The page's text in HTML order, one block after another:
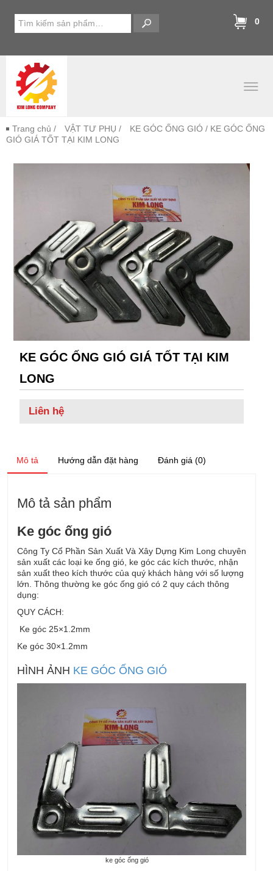
0
Trang chủ / VẬT TƯ PHỤ / KE GÓC ỐNG GIÓ / KE GÓC ỐNG
GIÓ GIÁ TỐT TẠI KIM LONG
KE GÓC ỐNG GIÓ GIÁ TỐT TẠI KIM
LONG
Liên hệ
Mô tả Hướng dẫn đặt hàng Đánh giá (0)
Mô tả sản phẩm
Ke góc ống gió
Công Ty Cổ Phần Sản Xuất Và Xây Dựng Kim Long chuyên
sản xuất các loại ke ống gió, ke góc các kích thước, nhận
sản xuất theo kích thước của quý khách hàng với số lượng
lớn. Thông thường ke góc ống gió có 2 quy cách thông
dụng:
QUY CÁCH:
Ke góc 25×1.2mm
Ke góc 30×1.2mm
HÌNH ẢNH KE GÓC ỐNG GIÓ
ke góc ống gió